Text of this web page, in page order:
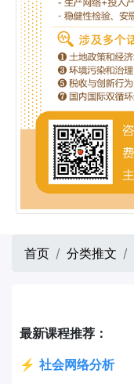
首页 分类推文
最新课程推荐：
⚡ 社会网络分析